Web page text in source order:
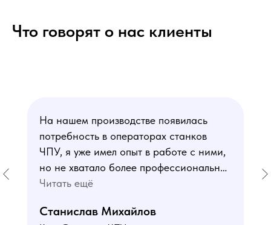
Что говорят о нас клиенты
На нашем производстве появилась
потребность в операторах станков
ЧПУ, я уже имел опыт в работе с ними,
но не хватало более профессиональных
знаний. В курсе мне понравился блок
и программированию - это как раз то,
Читать ещё
Станислав Михайлов